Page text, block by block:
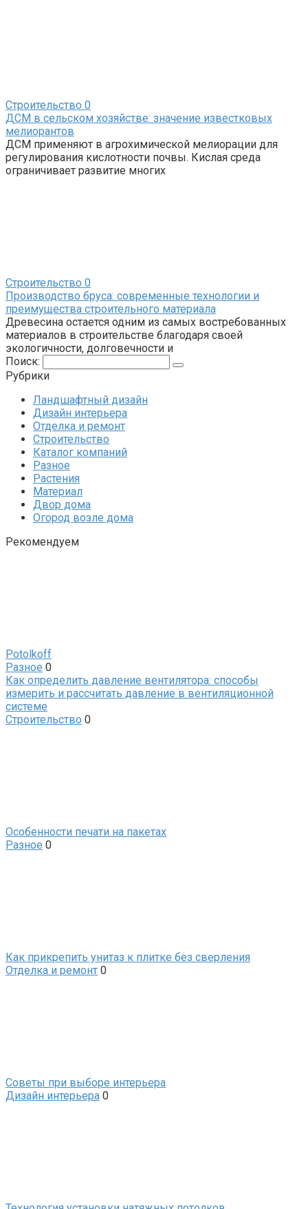
Строительство 0
ДСМ в сельском хозяйстве: значение известковых
мелиорантов
ДСМ применяют в агрохимической мелиорации для
регулирования кислотности почвы. Кислая среда
ограничивает развитие многих
Строительство 0
Производство бруса: современные технологии и
преимущества строительного материала
Древесина остается одним из самых востребованных
материалов в строительстве благодаря своей
экологичности, долговечности и
Поиск:
Рубрики
Ландшафтный дизайн
Дизайн интерьера
Отделка и ремонт
Строительство
Каталог компаний
Разное
Растения
Материал
Двор дома
Огород возле дома
Рекомендуем
Potolkoff
Разное 0
Как определить давление вентилятора: способы
измерить и рассчитать давление в вентиляционной
системе
Строительство 0
Особенности печати на пакетах
Разное 0
Как прикрепить унитаз к плитке без сверления
Отделка и ремонт 0
Советы при выборе интерьера
Дизайн интерьера 0